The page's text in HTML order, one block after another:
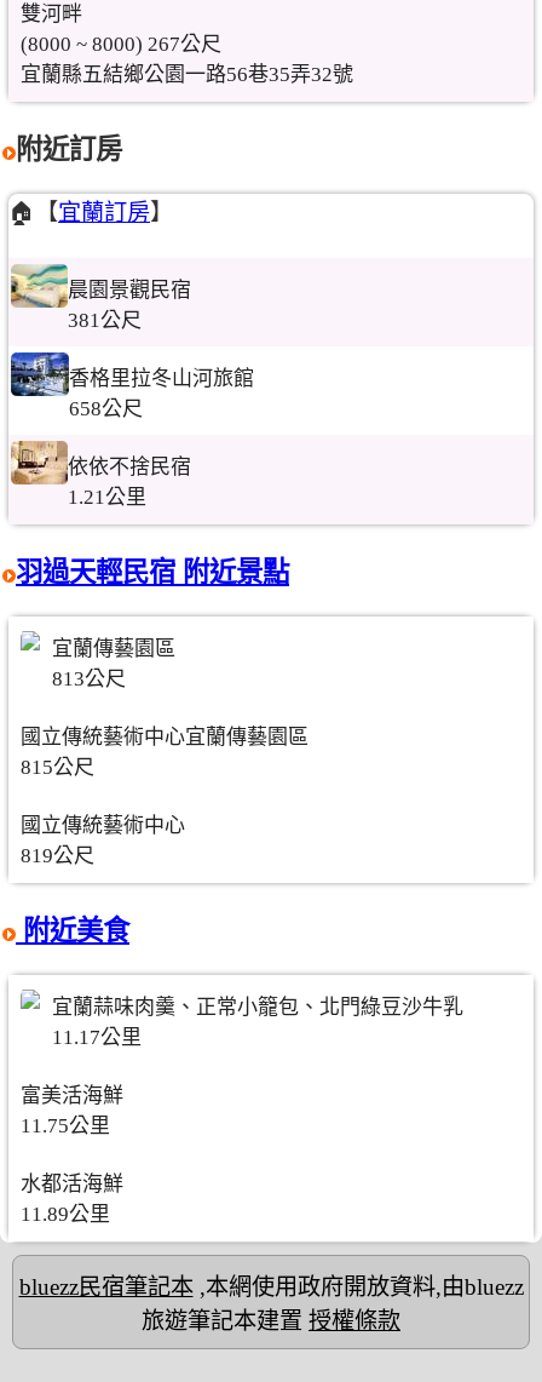
雙河畔
(8000 ~ 8000) 267公尺
宜蘭縣五結鄉公園一路56巷35弄32號
附近訂房
🏠【宜蘭訂房】
晨園景觀民宿
381公尺
香格里拉冬山河旅館
658公尺
依依不捨民宿
1.21公里
羽過天輕民宿 附近景點
宜蘭傳藝園區
813公尺
國立傳統藝術中心宜蘭傳藝園區
815公尺
國立傳統藝術中心
819公尺
附近美食
宜蘭蒜味肉羹、正常小籠包、北門綠豆沙牛乳
11.17公里
富美活海鮮
11.75公里
水都活海鮮
11.89公里
bluezz民宿筆記本,本網使用政府開放資料,由bluezz
旅遊筆記本建置 授權條款